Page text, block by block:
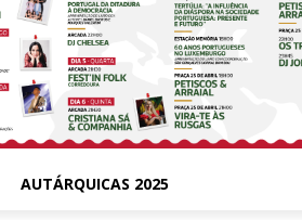
AUTÁRQUICAS 2025